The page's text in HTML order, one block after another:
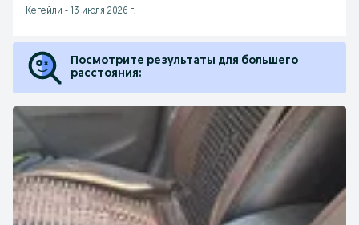
Кегейли - 13 июля 2026 г.
Посмотрите результаты для большего
расстояния: